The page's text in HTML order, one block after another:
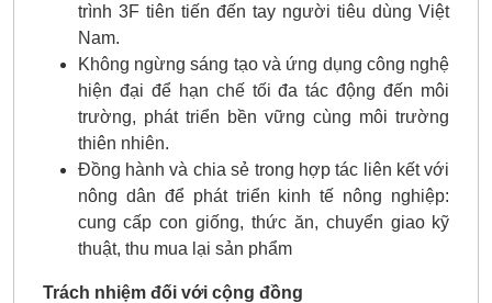
trình 3F tiên tiến đến tay người tiêu dùng Việt
Nam.
Không ngừng sáng tạo và ứng dụng công nghệ
hiện đại để hạn chế tối đa tác động đến môi
trường, phát triển bền vững cùng môi trường
thiên nhiên.
Đồng hành và chia sẻ trong hợp tác liên kết với
nông dân để phát triển kinh tế nông nghiệp:
cung cấp con giống, thức ăn, chuyển giao kỹ
thuật, thu mua lại sản phẩm
Trách nhiệm đối với cộng đồng